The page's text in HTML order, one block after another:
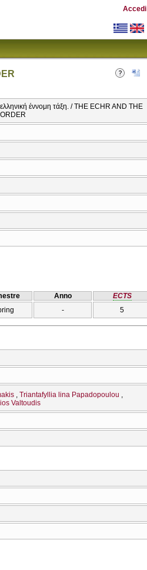
Accedi
έννομη τάξη. / THE ECHR AND THE
Anno
ECTS
- 5
Triantafyllia lina Papadopoulou
Valtoudis